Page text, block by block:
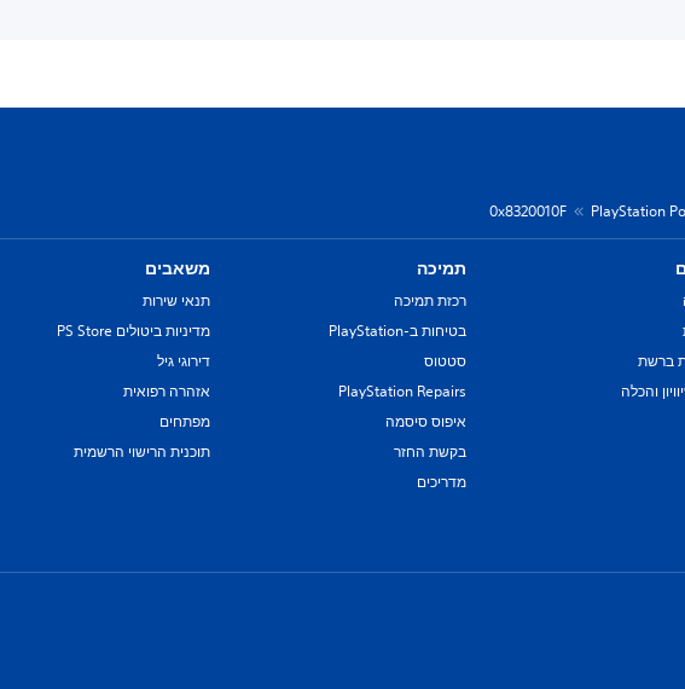
PlayStation
0x8320010F
ברשת
והכלה
תמיכה
רכזת תמיכה
בטיחות ב-PlayStation
סטטוס
PlayStation Repairs
איפוס סיסמה
בקשת החזר
מדריכים
משאבים
תנאי שירות
מדיניות ביטולים PS Store
דירוגי גיל
אזהרה רפואית
מפתחים
תוכנית הרישוי הרשמית